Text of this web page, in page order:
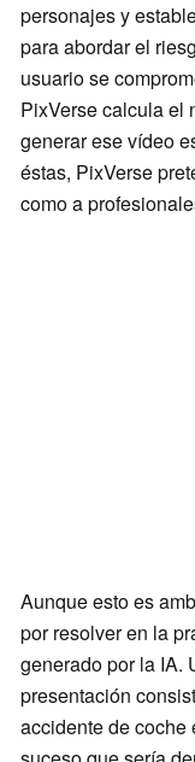
personajes y
para abordar el
usuario se
PixVerse calcula el
generar ese vídeo
éstas, PixVerse
como a
Aunque esto es
por resolver en la
generado por la IA.
presentación
accidente de coche